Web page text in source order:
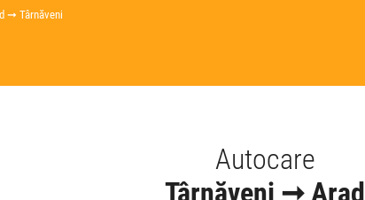
➞ Târnăveni
Autocare
Târnăveni ➞ Arad